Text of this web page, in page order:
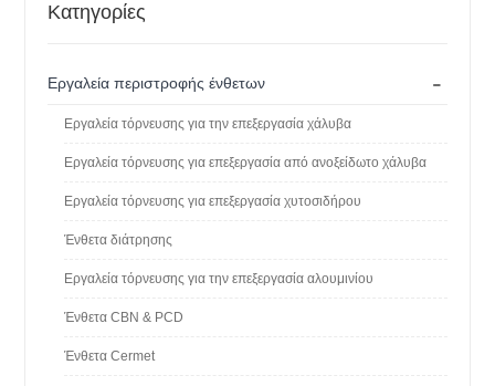
Κατηγορίες
-
Εργαλεία περιστροφής ένθετων
Εργαλεία τόρνευσης για την επεξεργασία χάλυβα
Εργαλεία τόρνευσης για επεξεργασία από ανοξείδωτο χάλυβα
Εργαλεία τόρνευσης για επεξεργασία χυτοσιδήρου
Ένθετα διάτρησης
Εργαλεία τόρνευσης για την επεξεργασία αλουμινίου
Ένθετα CBN & PCD
Ένθετα Cermet